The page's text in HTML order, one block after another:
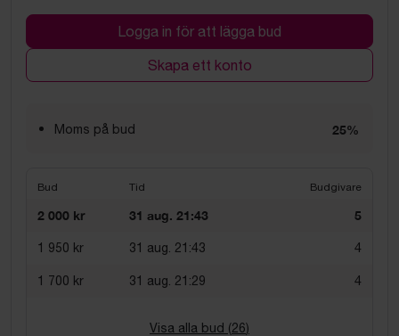
Logga in för att lägga bud
Skapa ett konto
Moms på bud 25%
Bud Tid Budgivare
2 000 kr 31 aug. 21:43 5
1 950 kr 31 aug. 21:43 4
1 700 kr 31 aug. 21:29 4
Visa alla bud (26)